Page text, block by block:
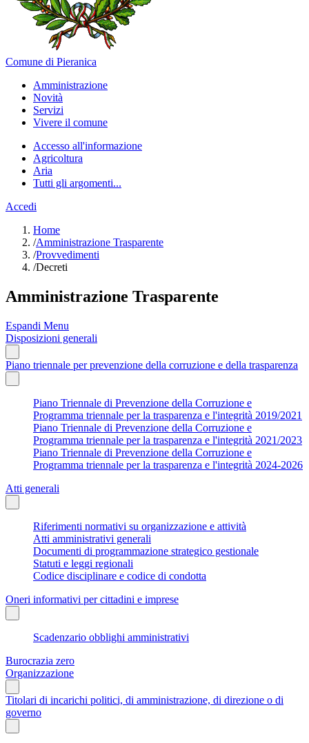
Comune di Pieranica
Amministrazione
Novità
Servizi
Vivere il comune
Accesso all'informazione
Agricoltura
Aria
Tutti gli argomenti...
Accedi
Home
/Amministrazione Trasparente
/Provvedimenti
/Decreti
Amministrazione Trasparente
Espandi Menu
Disposizioni generali
Piano triennale per prevenzione della corruzione e della trasparenza
Piano Triennale di Prevenzione della Corruzione e
Programma triennale per la trasparenza e l'integrità 2019/2021
Piano Triennale di Prevenzione della Corruzione e
Programma triennale per la trasparenza e l'integrità 2021/2023
Piano Triennale di Prevenzione della Corruzione e
Programma triennale per la trasparenza e l'integrità 2024-2026
Atti generali
Riferimenti normativi su organizzazione e attività
Atti amministrativi generali
Documenti di programmazione strategico gestionale
Statuti e leggi regionali
Codice disciplinare e codice di condotta
Oneri informativi per cittadini e imprese
Scadenzario obblighi amministrativi
Burocrazia zero
Organizzazione
Titolari di incarichi politici, di amministrazione, di direzione o di
governo